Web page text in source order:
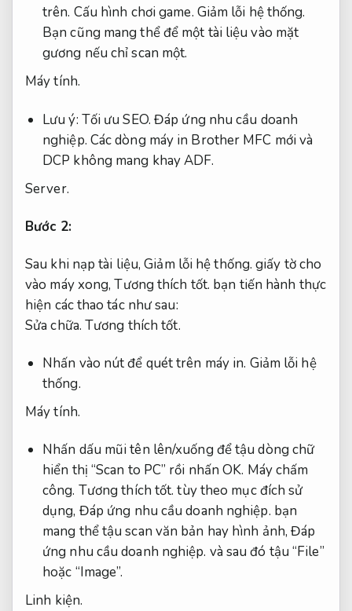
trên. Cấu hình chơi game. Giảm lỗi hệ thống.
Bạn cũng mang thể để một tài liệu vào mặt
gương nếu chỉ scan một.
Máy tính.
Lưu ý: Tối ưu SEO. Đáp ứng nhu cầu doanh
nghiệp. Các dòng máy in Brother MFC mới và
DCP không mang khay ADF.
Server.
Bước 2:
Sau khi nạp tài liệu,Giảm lỗi hệ thống. giấy tờ cho
vào máy xong,Tương thích tốt. bạn tiến hành thực
hiện các thao tác như sau:
Sửa chữa. Tương thích tốt.
Nhấn vào nút để quét trên máy in. Giảm lỗi hệ
thống.
Máy tính.
Nhấn dấu mũi tên lên/xuống để tậu dòng chữ
hiển thị “Scan to PC” rồi nhấn OK. Máy chấm
công. Tương thích tốt. tùy theo mục đích sử
dụng, Đáp ứng nhu cầu doanh nghiệp. bạn
mang thể tậu scan văn bản hay hình ảnh,Đáp
ứng nhu cầu doanh nghiệp. và sau đó tậu “File”
hoặc “Image”.
Linh kiện.